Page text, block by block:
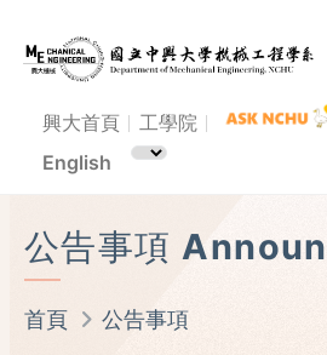
興大首頁 工學院
English
公告事項
首頁 公告事項